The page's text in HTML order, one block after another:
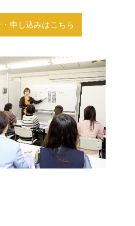
申し込みはこちら